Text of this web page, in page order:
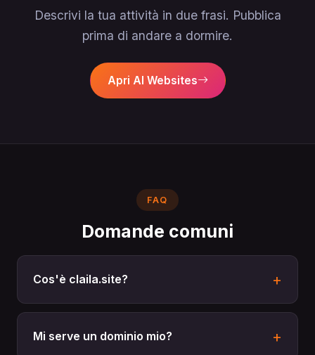
Descrivi la tua attività in due frasi. Pubblica
prima di andare a dormire.
Apri AI Websites
FAQ
Domande comuni
Cos'è claila.site?
Mi serve un dominio mio?